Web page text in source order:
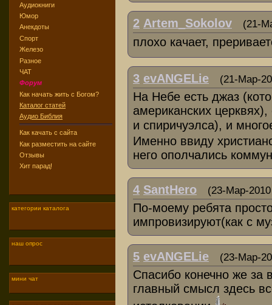
Аудиокниги
Юмор
Анекдоты
Спорт
Железо
Разное
ЧАТ
Форум
Как начать жить с Богом?
Каталог статей
Аудио Библия
Как качать с сайта
Как разместить на сайте
Отзывы
Хит парад!
категории каталога
наш опрос
мини чат
2 Artem_Sokolov (21-
плохо качает,
3 evANGELie (21-Мар-
На Небе есть джаз
американских
и спиричуэлса), и
Именно ввиду
него ополчались
4 SantHero (23-Мар-
По-моему ребята
импровизируют(как с
5 evANGELie (23-Мар-
Спасибо конечно же за
главный смысл здесь